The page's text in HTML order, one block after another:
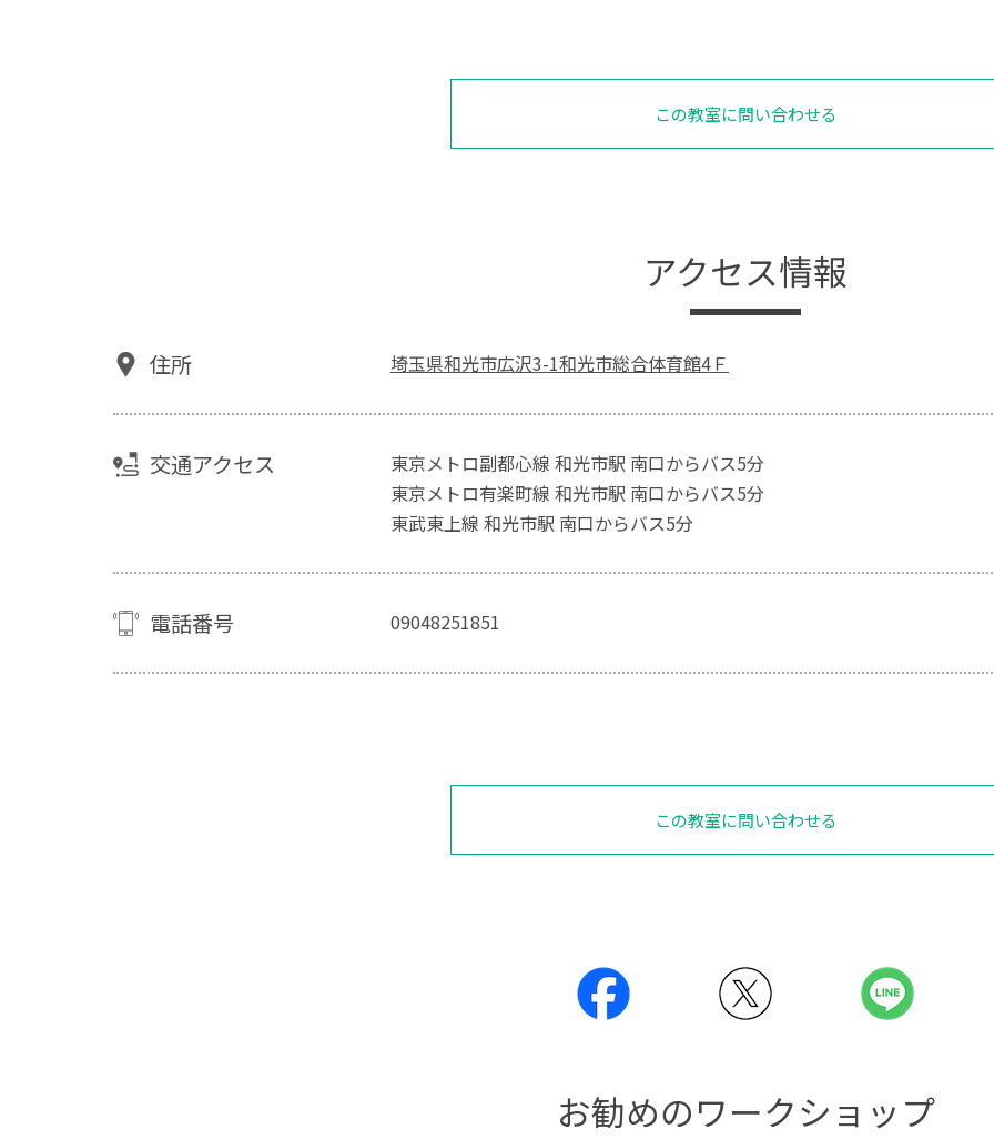
この教室に問い合わせる
アクセス情報
住所 埼玉県和光市広沢3-1和光市総合体育館4Ｆ
交通アクセス
東京メトロ副都心線 和光市駅 南口からバス5分
東京メトロ有楽町線 和光市駅 南口からバス5分
東武東上線 和光市駅 南口からバス5分
電話番号 09048251851
この教室に問い合わせる
お勧めのワークショップ